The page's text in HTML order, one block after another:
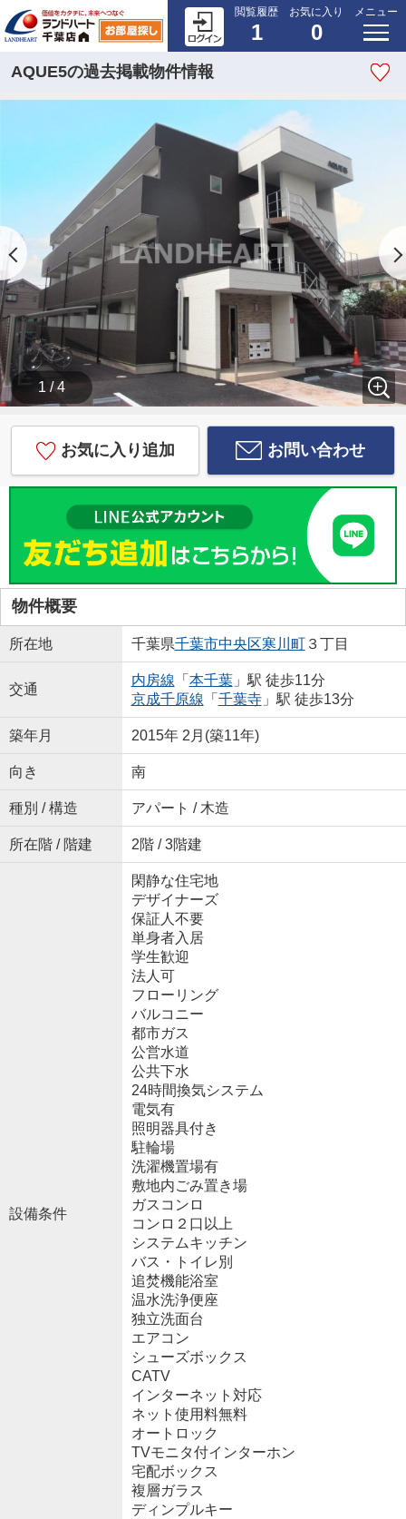
閲覧履歴
1
お気に入り
0
メニュー
AQUE5の過去掲載物件情報
1 / 4
お気に入り追加 お問い合わせ
物件概要
所在地 千葉県千葉市中央区寒川町３丁目
交通
内房線 「 本千葉」駅 徒歩11分
京成千原線 「 千葉寺」駅 徒歩13分
築年月 2015年 2月(築11年)
向き 南
種別 / 構造 アパート / 木造
所在階 / 階建 2階 / 3階建
設備条件
閑静な住宅地
デザイナーズ
保証人不要
単身者入居
学生歓迎
法人可
フローリング
バルコニー
都市ガス
公営水道
公共下水
24時間換気システム
電気有
照明器具付き
駐輪場
洗濯機置場有
敷地内ごみ置き場
ガスコンロ
コンロ２口以上
システムキッチン
バス・トイレ別
追焚機能浴室
温水洗浄便座
独立洗面台
エアコン
シューズボックス
CATV
インターネット対応
ネット使用料無料
オートロック
TVモニタ付インターホン
宅配ボックス
複層ガラス
ディンプルキー